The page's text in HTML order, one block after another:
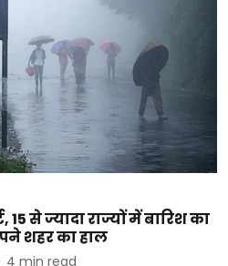
से ज्यादा राज्यों में बारिश का
शहर का हाल
4 min read